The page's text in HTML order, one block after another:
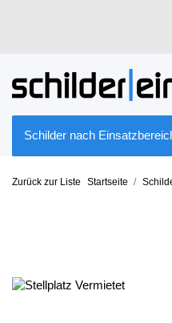
Schilder nach
Zurück zur Liste Startseite